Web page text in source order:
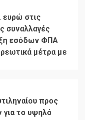
ευρώ στις
συναλλαγές
εσόδων ΦΠΑ
μέτρα με
προς
για το υψηλό